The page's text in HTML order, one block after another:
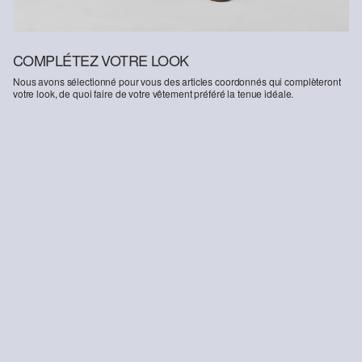
COMPLÉTEZ VOTRE LOOK
Nous avons sélectionné pour vous des articles coordonnés qui complèteront
votre look, de quoi faire de votre vêtement préféré la tenue idéale.